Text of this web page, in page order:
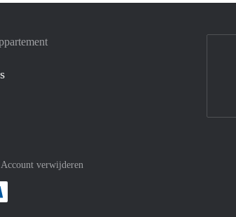
Account verwijderen
Mastercard
af met Meastro